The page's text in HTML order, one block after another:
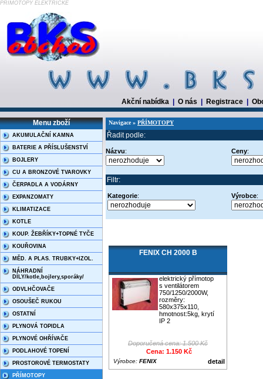
PŘÍMOTOPY ELEKTRICKÉ
Akční nabídka O nás Registrace
Menu zboží
AKUMULAČNÍ KAMNA
BATERIE A PŘÍSLUŠENSTVÍ
BOJLERY
CU A BRONZOVÉ TVAROVKY
ČERPADLA A VODÁRNY
EXPANZOMATY
KLIMATIZACE
KOTLE
KOUP. ŽEBŘÍKY+TOPNÉ TYČE
KOUŘOVINA
MĚD. A PLAS. TRUBKY+IZOL.
NÁHRADNÍ
DÍLY/kotle,bojlery,sporáky/
ODVLHČOVAČE
OSOUŠEČ RUKOU
OSTATNÍ
PLYNOVÁ TOPIDLA
PLYNOVÉ OHŘÍVAČE
PODLAHOVÉ TOPENÍ
PROSTOROVÉ TERMOSTATY
PŘÍMOTOPY
Navigace » PŘÍMOTOPY
Řadit podle:
Názvu: Ceny:
Filtr:
Kategorie: Výrobce:
FENIX CH 2000 B
elektrický přímotop
s ventilátorem
750/1250/2000W,
rozměry:
580x375x110,
hmotnost:5kg, krytí
IP 2
Doporučená cena: 1.500 Kč
Cena: 1.150 Kč
detail
Výrobce: FENIX